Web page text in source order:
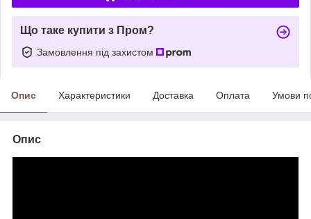
Що таке купити з Пром?
Замовлення під захистом
Опис Характеристики Доставка Оплата Умови
Опис